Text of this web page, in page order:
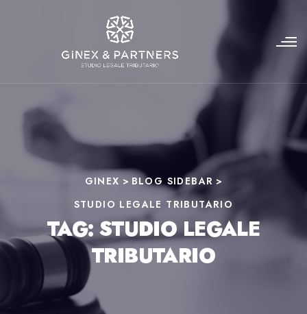
GINEX > BLOG SIDEBAR >
STUDIO LEGALE TRIBUTARIO
TAG:STUDIO LEGALE
TRIBUTARIO